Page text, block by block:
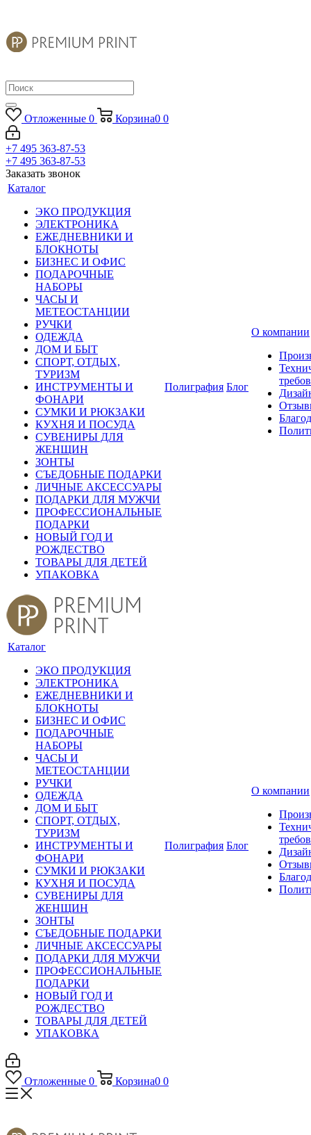
Отложенные 0 Корзина0 0
+7 495 363-87-53
+7 495 363-87-53
Заказать звонок
Каталог
ЭКО ПРОДУКЦИЯ
ЭЛЕКТРОНИКА
ЕЖЕДНЕВНИКИ И
БЛОКНОТЫ
БИЗНЕС И ОФИС
ПОДАРОЧНЫЕ
НАБОРЫ
ЧАСЫ И
МЕТЕОСТАНЦИИ
РУЧКИ
ОДЕЖДА
ДОМ И БЫТ
СПОРТ, ОТДЫХ,
ТУРИЗМ
ИНСТРУМЕНТЫ И
ФОНАРИ
СУМКИ И РЮКЗАКИ
КУХНЯ И ПОСУДА
СУВЕНИРЫ ДЛЯ
ЖЕНЩИН
ЗОНТЫ
СЪЕДОБНЫЕ ПОДАРКИ
ЛИЧНЫЕ АКСЕССУАРЫ
ПОДАРКИ ДЛЯ МУЖЧИ
ПРОФЕССИОНАЛЬНЫЕ
ПОДАРКИ
НОВЫЙ ГОД И
РОЖДЕСТВО
ТОВАРЫ ДЛЯ ДЕТЕЙ
УПАКОВКА
Полиграфия Блог
О компании
Каталог
ЭКО ПРОДУКЦИЯ
ЭЛЕКТРОНИКА
ЕЖЕДНЕВНИКИ И
БЛОКНОТЫ
БИЗНЕС И ОФИС
ПОДАРОЧНЫЕ
НАБОРЫ
ЧАСЫ И
МЕТЕОСТАНЦИИ
РУЧКИ
ОДЕЖДА
ДОМ И БЫТ
СПОРТ, ОТДЫХ,
ТУРИЗМ
ИНСТРУМЕНТЫ И
ФОНАРИ
СУМКИ И РЮКЗАКИ
КУХНЯ И ПОСУДА
СУВЕНИРЫ ДЛЯ
ЖЕНЩИН
ЗОНТЫ
СЪЕДОБНЫЕ ПОДАРКИ
ЛИЧНЫЕ АКСЕССУАРЫ
ПОДАРКИ ДЛЯ МУЖЧИ
ПРОФЕССИОНАЛЬНЫЕ
ПОДАРКИ
НОВЫЙ ГОД И
РОЖДЕСТВО
ТОВАРЫ ДЛЯ ДЕТЕЙ
УПАКОВКА
Полиграфия Блог
О компании
Отложенные 0 Корзина0 0